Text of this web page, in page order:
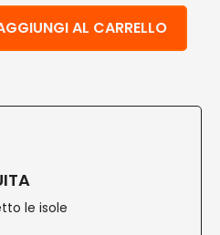
doppio strato 35x10 cm 500
AL CARRELLO
le isole